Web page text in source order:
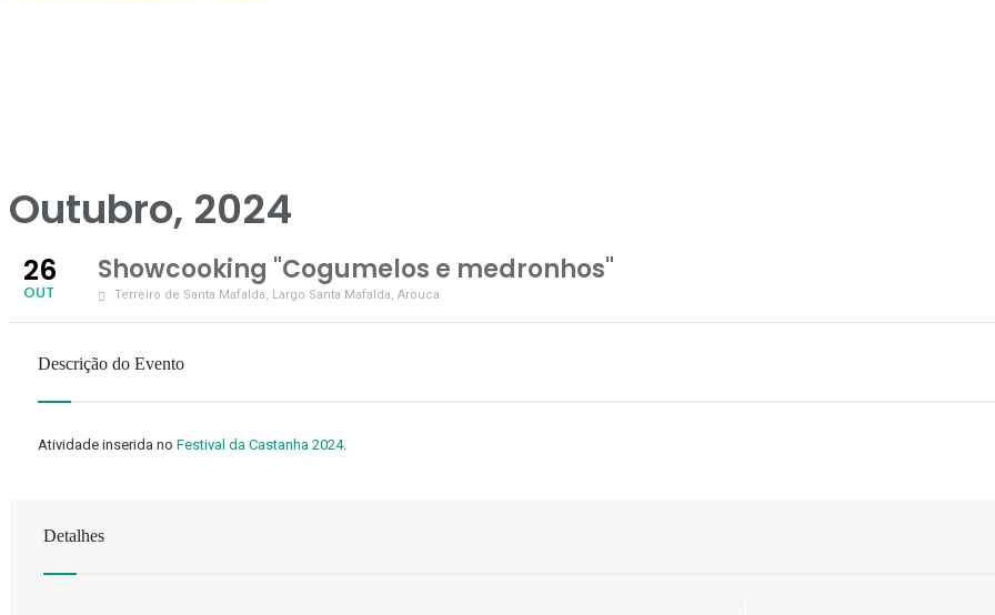
Outubro, 2024
26
OUT
Showcooking "Cogumelos e medronhos"
Terreiro de Santa Mafalda, Largo Santa Mafalda, Arouca
Descrição do Evento
Atividade inserida no Festival da Castanha 2024.
Detalhes